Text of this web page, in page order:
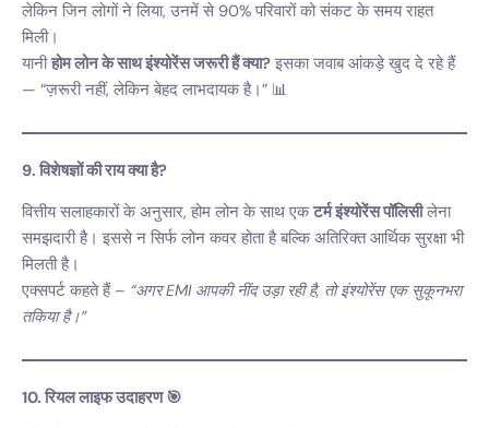
लेकिन जिन लोगों ने लिया, उनमें से 90% परिवारों को संकट के समय राहत
मिली।
यानीहोम लोन के साथ इंश्योरेंस जरूरी हैं क्या? इसका जवाब आंकड़े खुद दे रहे हैं
— “ज़रूरी नहीं, लेकिन बेहद लाभदायक है।” 📊
9. विशेषज्ञों की राय क्या है?
वित्तीय सलाहकारों के अनुसार, होम लोन के साथ एकटर्म इंश्योरेंस पॉलिसीलेना
समझदारी है। इससे न सिर्फ लोन कवर होता है बल्कि अतिरिक्त आर्थिक सुरक्षा भी
मिलती है।
एक्सपर्ट कहते हैं – “अगर EMI आपकी नींद उड़ा रही है, तो इंश्योरेंस एक सुकूनभरा
तकिया है।”
10. रियल लाइफ उदाहरण 🎯